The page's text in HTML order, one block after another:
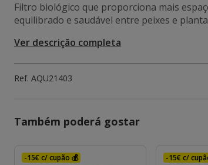
Filtro biológico que proporciona mais
equilibrado e saudável entre peixes e
Ver descrição completa
Ref. AQU21403
Também poderá gostar
-15€ c/ cupão 💰 -15€ c/